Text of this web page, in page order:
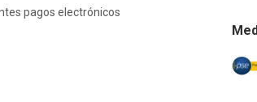
pagos electrónicos